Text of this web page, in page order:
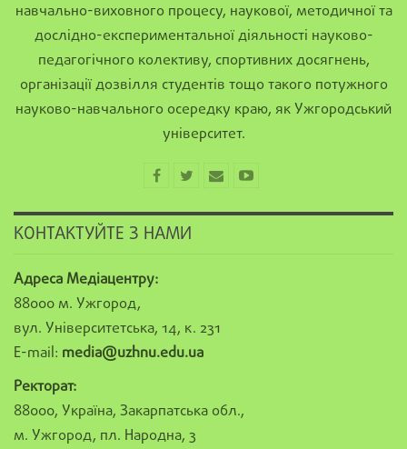
навчально-виховного процесу, наукової, методичної та
дослідно-експериментальної діяльності науково-
педагогічного колективу, спортивних досягнень,
організації дозвілля студентів тощо такого потужного
науково-навчального осередку краю, як Ужгородський
університет.
КОНТАКТУЙТЕ З НАМИ
Адреса Медіацентру:
88000 м. Ужгород,
вул. Університетська, 14, к. 231
E-mail: media@uzhnu.edu.ua
Ректорат:
88000, Україна, Закарпатська обл.,
м. Ужгород, пл. Народна, 3